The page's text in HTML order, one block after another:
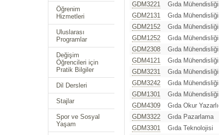
Öğrenim
Hizmetleri
Uluslarası
Programlar
Değişim
Öğrencileri için
Pratik Bilgiler
Dil Dersleri
Stajlar
Spor ve Sosyal
Yaşam
GDM3221
Gıda
GDM2131
Gıda
GDM2152
Gıda
GDM1252
Gıda
GDM2308
Gıda
GDM4121
Gıda
GDM3231
Gıda
GDM3242
Gıda
GDM1301
Gıda
GDM4309
Gıda Okur
GDM3322
Gıda Pazarlama
GDM3301
Gıda Teknolojisi